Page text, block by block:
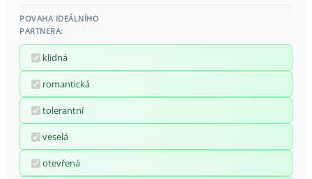
POVAHA IDEÁLNÍHO
PARTNERA:
klidná
romantická
tolerantní
veselá
otevřená